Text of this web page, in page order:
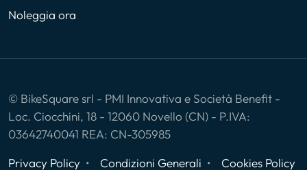
Noleggia ora
© BikeSquare srl - PMI Innovativa e Società Benefit -
Loc. Ciocchini, 18 - 12060 Novello (CN) - P.IVA:
03642740041 REA: CN-305985
Privacy Policy
Condizioni Generali Cookies Policy